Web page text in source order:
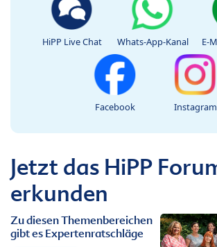
HiPP Live Chat Whats-App-Kanal E-
Facebook Instagram
Jetzt das HiPP
erkunden
Zu diesen Themenbereichen
gibt es Expertenratschläge